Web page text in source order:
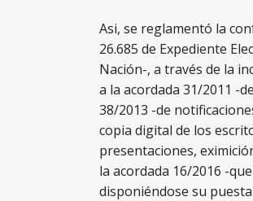
Asi, se reglamentó la
26.685 de Expediente
Nación-, a través de la
a la acordada 31/2011 -
38/2013 -de
copia digital de los
presentaciones,
la acordada 16/2016 -
disponiéndose su